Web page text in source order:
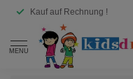
Kauf auf Rechnung !
MENU